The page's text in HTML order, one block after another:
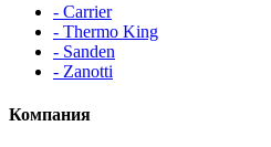
- Carrier
- Thermo King
- Sanden
- Zanotti
Компания